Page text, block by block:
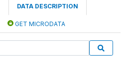
DATA DESCRIPTION
GET MICRODATA